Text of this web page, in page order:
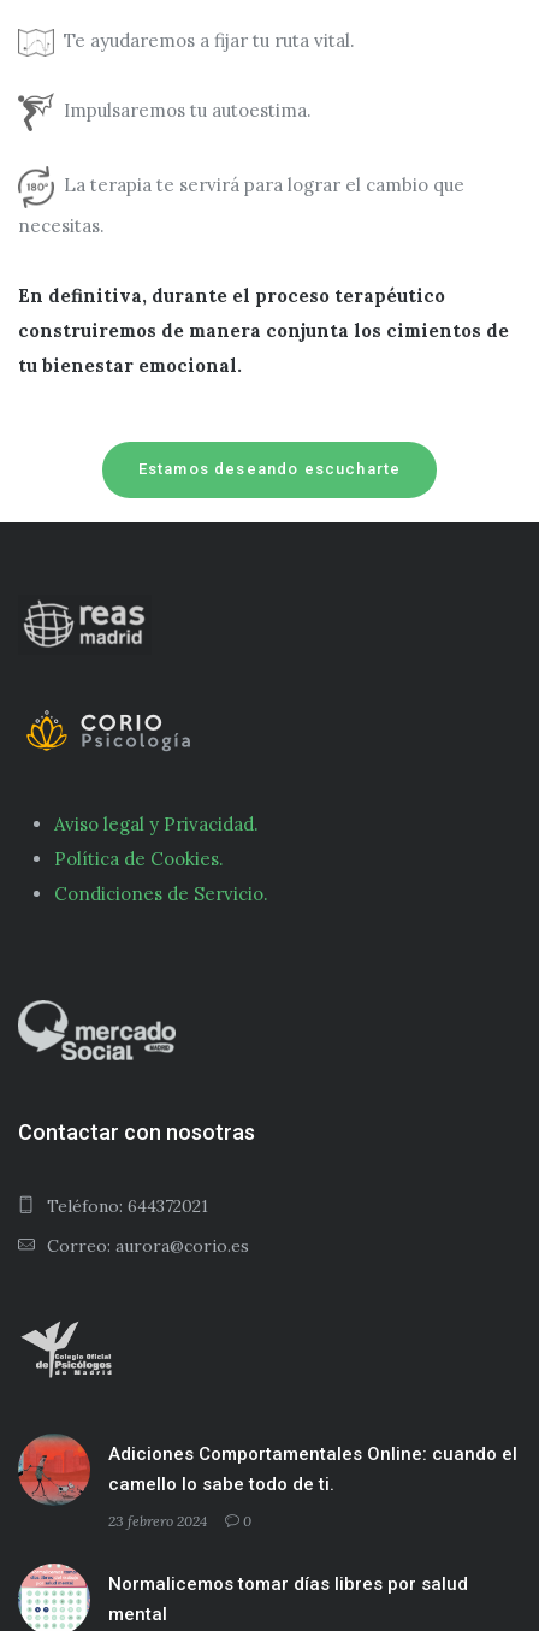
Te ayudaremos a fijar tu ruta vital.
Impulsaremos tu autoestima.
La terapia te servirá para lograr el cambio que
necesitas.
En definitiva, durante el proceso terapéutico
construiremos de manera conjunta los cimientos de
tu bienestar emocional.
Estamos deseando escucharte
Aviso legal y Privacidad.
Política de Cookies.
Condiciones de Servicio.
Contactar con nosotras
Teléfono: 644372021
Correo: aurora@corio.es
Adiciones Comportamentales Online: cuando el
camello lo sabe todo de ti.
23 febrero 2024 0
Normalicemos tomar días libres por salud
mental